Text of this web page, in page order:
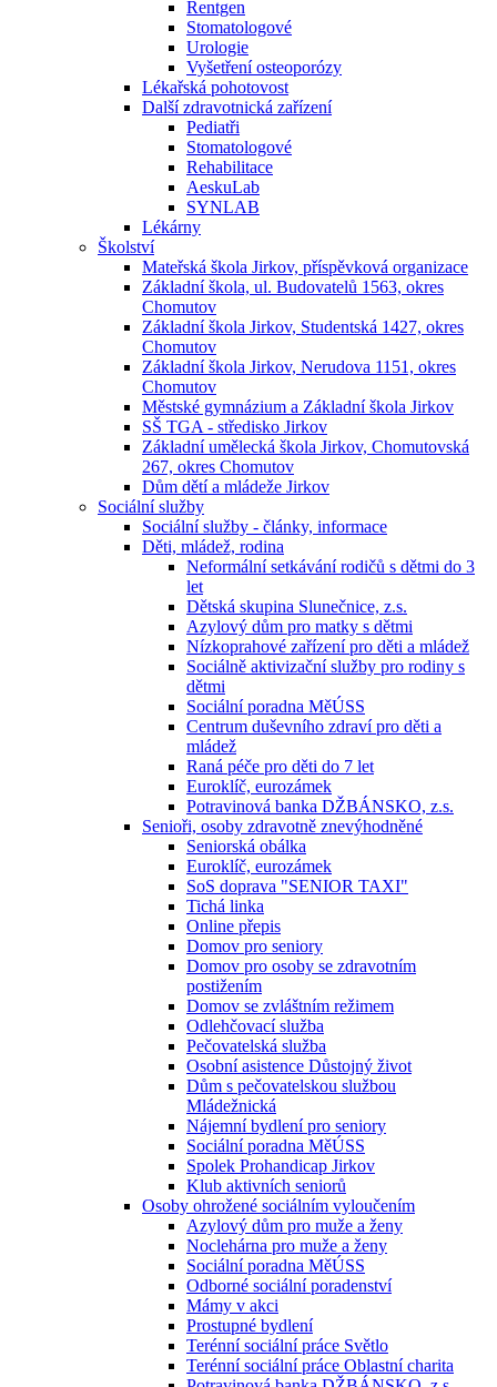
Rentgen
Stomatologové
Urologie
Vyšetření osteoporózy
Lékařská pohotovost
Další zdravotnická zařízení
Pediatři
Stomatologové
Rehabilitace
AeskuLab
SYNLAB
Lékárny
Školství
Mateřská škola Jirkov, příspěvková organizace
Základní škola, ul. Budovatelů 1563, okres
Chomutov
Základní škola Jirkov, Studentská 1427, okres
Chomutov
Základní škola Jirkov, Nerudova 1151, okres
Chomutov
Městské gymnázium a Základní škola Jirkov
SŠ TGA - středisko Jirkov
Základní umělecká škola Jirkov, Chomutovská
267, okres Chomutov
Dům dětí a mládeže Jirkov
Sociální služby
Sociální služby - články, informace
Děti, mládež, rodina
Neformální setkávání rodičů s dětmi do 3
let
Dětská skupina Slunečnice, z.s.
Azylový dům pro matky s dětmi
Nízkoprahové zařízení pro děti a mládež
Sociálně aktivizační služby pro rodiny s
dětmi
Sociální poradna MěÚSS
Centrum duševního zdraví pro děti a
mládež
Raná péče pro děti do 7 let
Euroklíč, eurozámek
Potravinová banka DŽBÁNSKO, z.s.
Senioři, osoby zdravotně znevýhodněné
Seniorská obálka
Euroklíč, eurozámek
SoS doprava "SENIOR TAXI"
Tichá linka
Online přepis
Domov pro seniory
Domov pro osoby se zdravotním
postižením
Domov se zvláštním režimem
Odlehčovací služba
Pečovatelská služba
Osobní asistence Důstojný život
Dům s pečovatelskou službou
Mládežnická
Nájemní bydlení pro seniory
Sociální poradna MěÚSS
Spolek Prohandicap Jirkov
Klub aktivních seniorů
Osoby ohrožené sociálním vyloučením
Azylový dům pro muže a ženy
Noclehárna pro muže a ženy
Sociální poradna MěÚSS
Odborné sociální poradenství
Mámy v akci
Prostupné bydlení
Terénní sociální práce Světlo
Terénní sociální práce Oblastní charita